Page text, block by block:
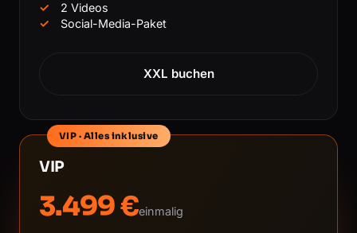
2 Videos
Social-Media-Paket
XXL buchen
VIP · Alles inklusive
VIP
3.499 €einmalig